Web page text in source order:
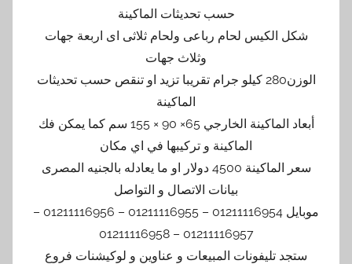
حسب تحديثات الماكينة
شكل الكيس لحام رباعى ولحام ثلاثى اى اربعة جهات
وثلاث جهات
الوزن280 كيلو جرام تقريبا تزيد او تنقص حسب تحديثات
الماكينة
أبعاد الماكينة الخارجي 65× 90 × 155 سم كما يمكن فك
الماكينة و تركيبها في اي مكان
سعر الماكينة 4500 دولار او ما يعادله بالجنيه المصرى
بيانات الاتصال و التواصل
موبايل 01211116954 – 01211116955 – 01211116956 –
01211116957 – 01211116958
ستجد تليفونات المبيعات و عناوين و لوكيشنات فروع